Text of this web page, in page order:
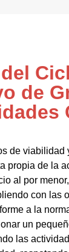
de
de viabilidad
propia de la
al por
con las
a la
un
las